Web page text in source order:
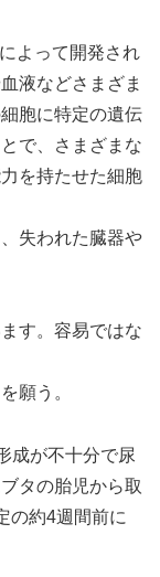
よって開発され
液などさまざま
胞に特定の遺伝
で、さまざまな
を持たせた細胞
失われた臓器や
す。容易ではな
願う。
成が不十分で尿
タの胎児から取
の約4週間前に